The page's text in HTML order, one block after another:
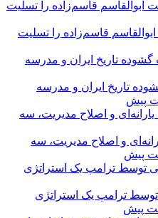
قاسم‌زاده را تسلیت
تاریخ ایران و مدرسه
و اصلاح مدیریت، سه
توسط ترامپ یک استراتژی